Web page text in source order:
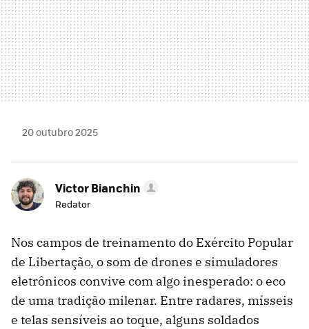
20 outubro 2025
Victor Bianchin
Redator
Nos campos de treinamento do Exército Popular
de Libertação, o som de drones e simuladores
eletrônicos convive com algo inesperado: o eco
de uma tradição milenar. Entre radares, mísseis
e telas sensíveis ao toque, alguns soldados